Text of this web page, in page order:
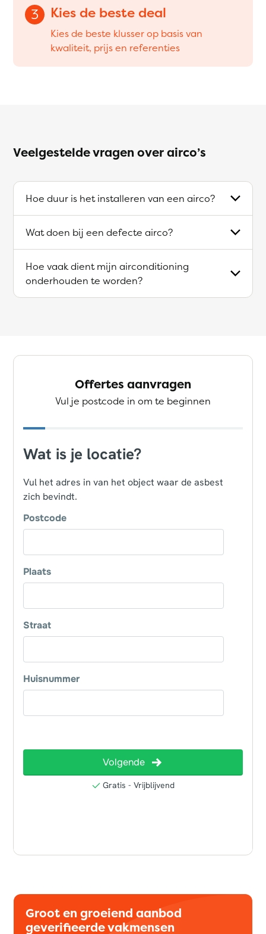
3 Kies de beste deal
Kies de beste klusser op basis van
kwaliteit, prijs en referenties
Veelgestelde vragen over airco’s
Hoe duur is het installeren van een airco?
Wat doen bij een defecte airco?
Hoe vaak dient mijn airconditioning
onderhouden te worden?
Offertes aanvragen
Vul je postcode in om te beginnen
Groot en groeiend aanbod
geverifieerde vakmensen